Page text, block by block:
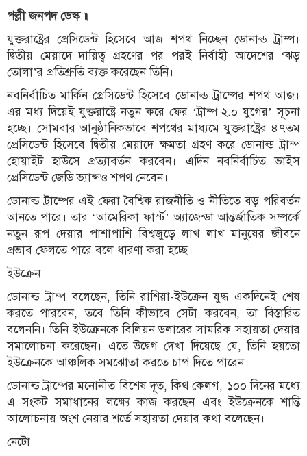
পল্লী জনপদ ডেস্ক ॥
যুক্তরাষ্ট্রের প্রেসিডেন্ট হিসেবে আজ শপথ নিচ্ছেন ডোনাল্ড ট্রাম্প।
দ্বিতীয় মেয়াদে দায়িত্ব গ্রহণের পর পরই নির্বাহী আদেশের ‘ঝড়
তোলা’র প্রতিশ্রুতি ব্যক্ত করেছেন তিনি।
নবনির্বাচিত মার্কিন প্রেসিডেন্ট হিসেবে ডোনাল্ড ট্রাম্পের শপথ আজ।
এর মধ্য দিয়েই যুক্তরাষ্ট্রে নতুন করে ফের ‘ট্রাম্প ২.০ যুগের’ সূচনা
হচ্ছে। সোমবার আনুষ্ঠানিকভাবে শপথের মাধ্যমে যুক্তরাষ্ট্রের ৪৭তম
প্রেসিডেন্ট হিসেবে দ্বিতীয় মেয়াদে ক্ষমতা গ্রহণ করে ডোনাল্ড ট্রাম্প
হোয়াইট হাউসে প্রত্যাবর্তন করবেন। এদিন নবনির্বাচিত ভাইস
প্রেসিডেন্ট জেডি ভ্যান্সও শপথ নেবেন।
ডোনাল্ড ট্রাম্পের এই ফেরা বৈশ্বিক রাজনীতি ও নীতিতে বড় পরিবর্তন
আনতে পারে। তার ‘আমেরিকা ফার্স্ট’ অ্যাজেন্ডা আন্তর্জাতিক সম্পর্কে
নতুন রূপ দেয়ার পাশাপাশি বিশ্বজুড়ে লাখ লাখ মানুষের জীবনে
প্রভাব ফেলতে পারে বলে ধারণা করা হচ্ছে।
ইউক্রেন
ডোনাল্ড ট্রাম্প বলেছেন, তিনি রাশিয়া-ইউক্রেন যুদ্ধ একদিনেই শেষ
করতে পারবেন, তবে তিনি কীভাবে সেটা করবেন, তা বিস্তারিত
বলেননি। তিনি ইউক্রেনকে বিলিয়ন ডলারের সামরিক সহায়তা দেয়ার
সমালোচনা করেছেন। এতে উদ্বেগ দেখা দিয়েছে যে, তিনি হয়তো
ইউক্রেনকে আঞ্চলিক সমঝোতা করতে চাপ দিতে পারেন।
ডোনাল্ড ট্রাম্পের মনোনীত বিশেষ দূত, কিথ কেলগ, ১০০ দিনের মধ্যে
এ সংকট সমাধানের লক্ষ্যে কাজ করছেন এবং ইউক্রেনকে শান্তি
আলোচনায় অংশ নেয়ার শর্তে সহায়তা দেয়ার কথা বলেছেন।
নেটো